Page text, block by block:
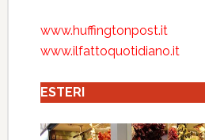
www.huffingtonpost.it
www.ilfattoquotidiano.it
ESTERI